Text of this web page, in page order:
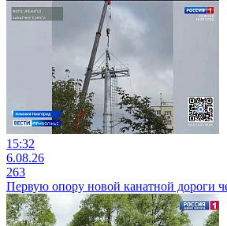
15:32
6.08.26
263
Первую опору новой канатной дороги